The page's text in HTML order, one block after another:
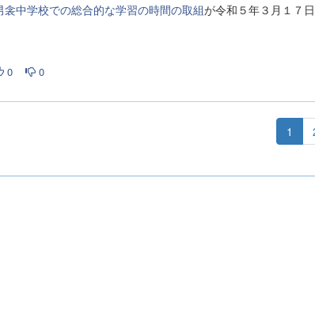
衾中学校での総合的な学習の時間の取組が令和５年３月１７
0 0
1